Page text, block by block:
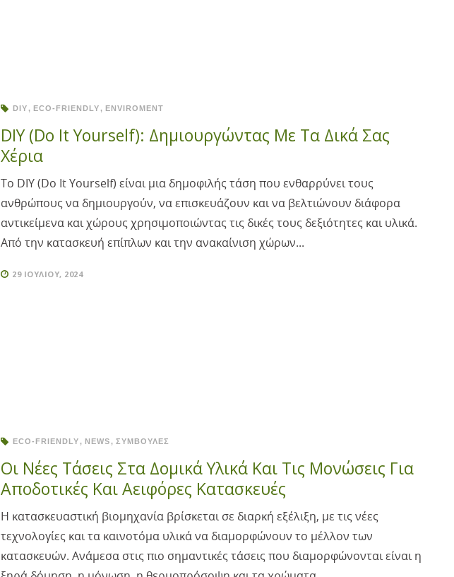
DIY ECO-FRIENDLY ENVIROMENT
DIY (Do It Yourself): Δημιουργώντας Με Τα Δικά Σας
Χέρια
Το DIY (Do It Yourself) είναι μια δημοφιλής τάση που ενθαρρύνει τους
ανθρώπους να δημιουργούν, να επισκευάζουν και να βελτιώνουν διάφορα
αντικείμενα και χώρους χρησιμοποιώντας τις δικές τους δεξιότητες και υλικά.
Από την κατασκευή επίπλων και την ανακαίνιση χώρων...
29 ΙΟΥΛΊΟΥ, 2024
ECO-FRIENDLY NEWS ΣΥΜΒΟΥΛΈΣ
Οι Νέες Τάσεις Στα Δομικά Υλικά Και Τις Μονώσεις Για
Αποδοτικές Και Αειφόρες Κατασκευές
Η κατασκευαστική βιομηχανία βρίσκεται σε διαρκή εξέλιξη, με τις νέες
τεχνολογίες και τα καινοτόμα υλικά να διαμορφώνουν το μέλλον των
κατασκευών. Ανάμεσα στις πιο σημαντικές τάσεις που διαμορφώνονται είναι η